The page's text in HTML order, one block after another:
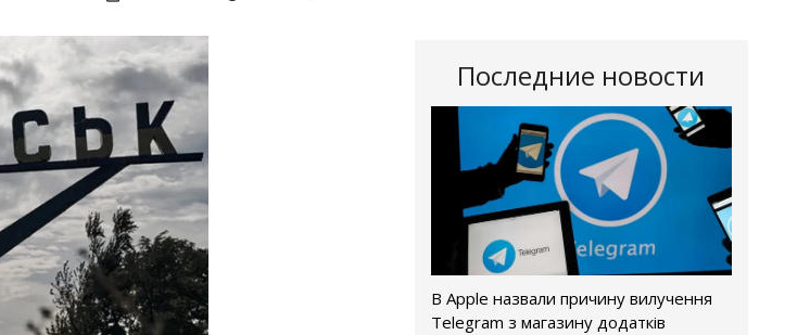
Последние новости
В Apple назвали причину вилучення
Telegram з магазину додатків